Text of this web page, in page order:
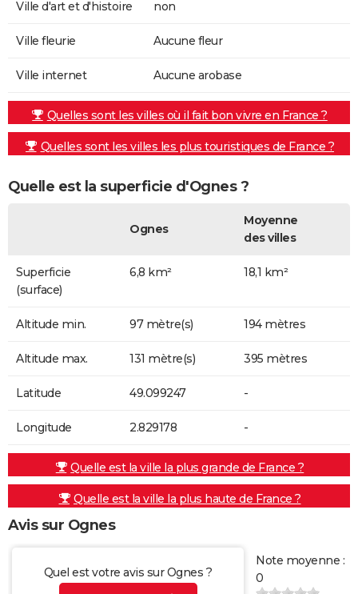
Ville d'art et d'histoire non
Ville fleurie Aucune fleur
Ville internet Aucune arobase
Quelles sont les villes où il fait bon vivre en France ?
Quelles sont les villes les plus touristiques de France ?
Quelle est la superficie d'Ognes ?
Ognes
Moyenne
des villes
Superficie
(surface)
6,8 km² 18,1 km²
Altitude min. 97 mètre(s) 194 mètres
Altitude max. 131 mètre(s) 395 mètres
Latitude 49.099247 -
Longitude 2.829178 -
Quelle est la ville la plus grande de France ?
Quelle est la ville la plus haute de France ?
Avis sur Ognes
Quel est votre avis sur Ognes ?
Note moyenne :
0